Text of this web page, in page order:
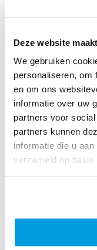
Deze website
We gebruiken
personaliseren, om
en om ons
informatie over uw
partners voor
partners kunnen
informatie die u
verzameld op
wilden blijven – ze
Eén van de drie
inmiddels onderdeel
kinderen hebben
talenten. De
het familieberaad.
De komende
✔ Wat is goed voor
Het is mooi om te
en er gezamenlijk –